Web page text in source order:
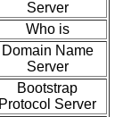
Server
Who is
Domain Name
Server
Bootstrap
Protocol Server